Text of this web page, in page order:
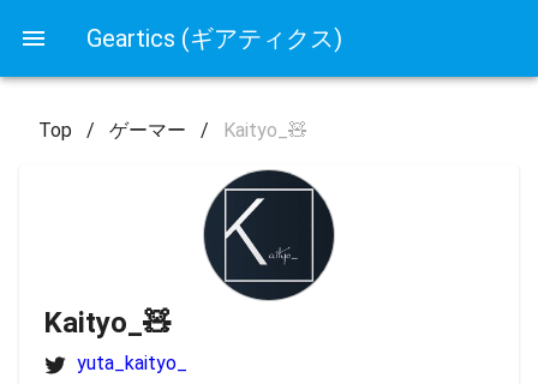
Geartics (ギアティクス)
Top / ゲーマー / Kaityo_🧸
Kaityo_🧸
yuta_kaityo_